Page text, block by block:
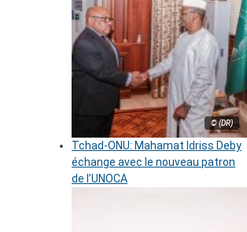
© (DR)
Tchad-ONU: Mahamat Idriss Deby
échange avec le nouveau patron
de l’UNOCA